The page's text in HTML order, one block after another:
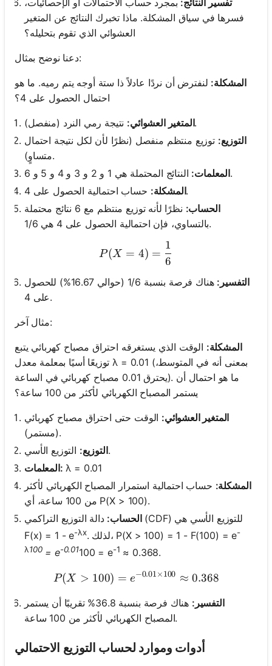
فسرها في سياق المشكلة. ماذا تخبرك النتائج عن المتغير
العشوائي الذي تقوم بتحليله؟
دعنا نوضح بمثال:
المشكلة: لنفترض أن نردًا عادلاً ذا ستة أوجه يتم رميه. ما هو
احتمال الحصول على 4؟
المتغير العشوائي:نتيجة رمي النرد (منفصل).
التوزيع: توزيع منتظم منفصل (نظرًا لأن لكل نتيجة احتمال
متساوٍ).
المعلمات:النتائج المحتملة هي 1 و 2 و 3 و 4 و 5 و 6.
المشكلة:حساب احتمالية الحصول على 4.
الحساب:
نظرًا لأنه توزيع منتظم مع 6 نتائج محتملة
بالتساوي، فإن احتمالية الحصول على 4 هي 1/6.
P(X=4) = \frac{1}{6}
P(X = 4) =
6
1
التفسير:
هناك فرصة بنسبة 1/6 (حوالي 16.67%) للحصول
على 4.
مثال آخر:
المشكلة: الوقت الذي يستغرقه احتراق مصباح كهربائي يتبع
توزيعًا أسيًا بمعلمة معدل λ = 0.01 (بمعنى أنه في المتوسط،
يحترق 0.01 مصباح كهربائي في الساعة). ما هو احتمال أن
يستمر المصباح الكهربائي لأكثر من 100 ساعة؟
المتغير العشوائي: الوقت حتى احتراق مصباح كهربائي
(مستمر).
التوزيع:التوزيع الأسي.
المعلمات: λ = 0.01
المشكلة: حساب احتمالية استمرار المصباح الكهربائي لأكثر
من 100 ساعة، أي P(X > 100).
الحساب: دالة التوزيع التراكمي (CDF) للتوزيع الأسي هي
F(x) = 1 - e-λx . لذلك، P(X > 100) = 1 - F(100) = e-
λ100= e-0.01100 = e-1 ≈ 0.368.
P(X > 100) = e^{-0.01
P(X > 100) = e−0.01×100 ≈ 0.368
التفسير:
هناك فرصة بنسبة 36.8% تقريبًا أن يستمر
المصباح الكهربائي لأكثر من 100 ساعة.
أدوات وموارد لحساب التوزيع الاحتمالي